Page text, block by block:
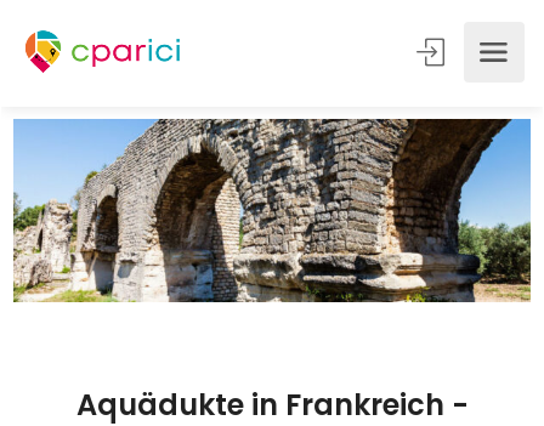
Aquädukte in Frankreich -